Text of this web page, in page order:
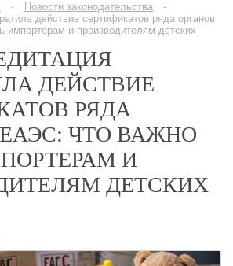
Новости законодательства
действие сертификатов ряда органов
импортерам и производителям детских
ДЕЙСТВИЕ
РЯДА
ЧТО ВАЖНО
И
ДЕТСКИХ